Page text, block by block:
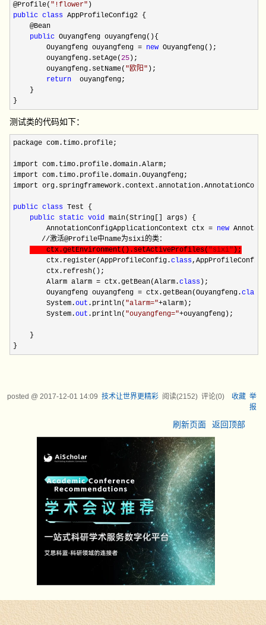
@Profile( " !flower"
public class AppProfileConfig2 {
    @Bean
public Ouyangfeng ouyangfeng(){
        Ouyangfeng ouyangfeng
= new Ouyangfeng();
        ouyangfeng.setAge(
25 );
        ouyangfeng.setName(
"欧阳" );
return
  ouyangfeng;
    }
}
测试类的代码如下：
package com.timo.profile;
import com.timo.profile.domain.Alarm;
import com.timo.profile.domain.Ouyangfeng;
import
public class Test {
public static void main(String[] args) {
        AnnotationConfigApplicationContext ctx
= new
//激活@Profile中name为sixi的类：
    ctx.getEnvironment().setActiveProfiles(
"sixi" );
        ctx.register(AppProfileConfig.
class
        ctx.refresh();
        Alarm alarm
= ctx.getBean(Alarm.class );
        Ouyangfeng ouyangfeng
= ctx.getBean(Ouyangfeng.class
        System.
out .println( "alarm="+alarm);
        System.
out .println( "ouyangfeng="+ouyangfeng);
    }
}
posted @ 2017-12-01 14:09 技术让世界更精彩阅读(2152) 评论(0) 收藏 举
报
刷新页面 返回顶部